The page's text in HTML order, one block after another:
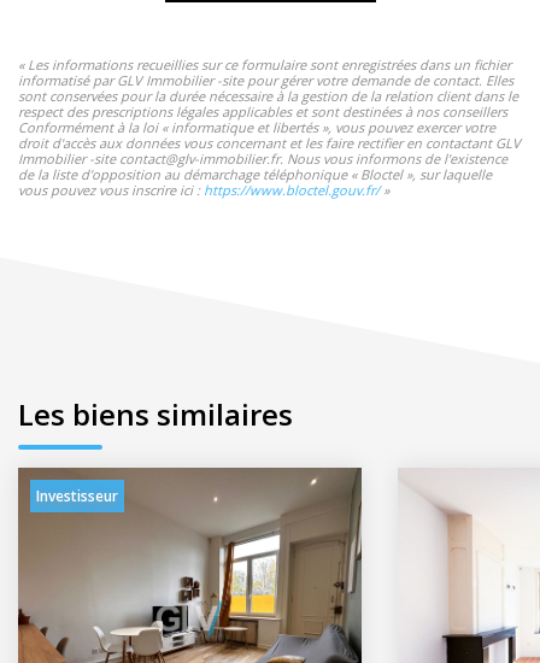
« Les informations recueillies sur ce formulaire sont enregistrées dans un fichier
informatisé par GLV Immobilier -site pour gérer votre demande de contact. Elles
sont conservées pour la durée nécessaire à la gestion de la relation client dans le
respect des prescriptions légales applicables et sont destinées à nos conseillers
Conformément à la loi « informatique et libertés », vous pouvez exercer votre
droit d'accès aux données vous concernant et les faire rectifier en contactant GLV
Immobilier -site contact@glv-immobilier.fr. Nous vous informons de l'existence
de la liste d'opposition au démarchage téléphonique « Bloctel », sur laquelle
vous pouvez vous inscrire ici : https://www.bloctel.gouv.fr/»
Les biens similaires
Investisseur